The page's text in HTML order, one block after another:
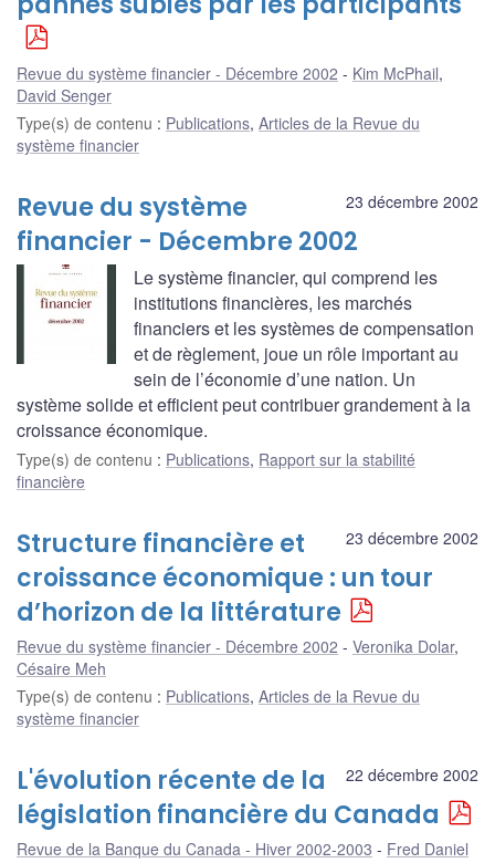
Revue du système financier - Décembre 2002 Kim McPhail,
David Senger
Type(s) de contenu : Publications, Articles de la Revue du
système financier
23 décembre 2002
Revue du système
financier - Décembre 2002
Le système financier, qui comprend les
institutions financières, les marchés
financiers et les systèmes de compensation
et de règlement, joue un rôle important au
sein de l’économie d’une nation. Un
système solide et efficient peut contribuer grandement à la
croissance économique.
Type(s) de contenu : Publications, Rapport sur la stabilité
financière
23 décembre 2002
Structure financière et
croissance économique : un tour
d’horizon de la littérature
Revue du système financier - Décembre 2002 Veronika Dolar,
Césaire Meh
Type(s) de contenu : Publications, Articles de la Revue du
système financier
22 décembre 2002
L'évolution récente de la
législation financière du Canada
Revue de la Banque du Canada - Hiver 2002-2003 Fred Daniel